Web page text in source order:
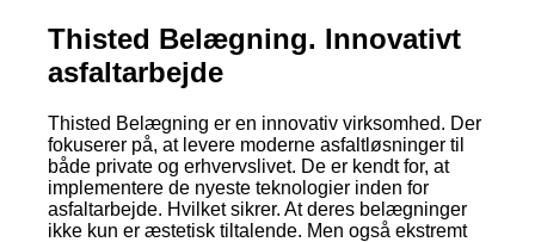
Thisted Belægning. Innovativt
asfaltarbejde
Thisted Belægning er en innovativ virksomhed. Der
fokuserer på, at levere moderne asfaltløsninger til
både private og erhvervslivet. De er kendt for, at
implementere de nyeste teknologier inden for
asfaltarbejde. Hvilket sikrer. At deres belægninger
ikke kun er æstetisk tiltalende. Men også ekstremt